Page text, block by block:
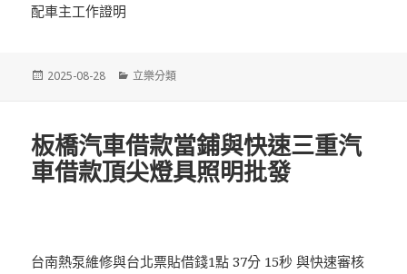
配車主工作證明
發
2025-08-28
分
立樂分類
板橋汽車借款當鋪與快速三重汽
車借款頂尖燈具照明批發
台南熱泵維修與台北票貼借錢1點 37分 15秒 與快速審核